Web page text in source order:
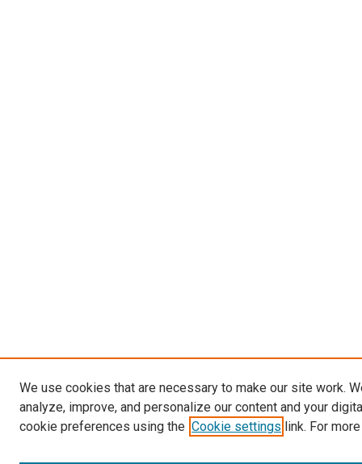
We use cookies that are necessary to make our site work.
analyze, improve, and personalize our content and your
cookie preferences using the Cookie settings link. For